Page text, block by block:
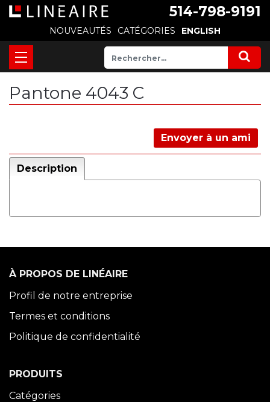
514-798-9191
NOUVEAUTÉS CATÉGORIES ENGLISH
Pantone 4043 C
Envoyer à un ami
Description
À PROPOS DE LINÉAIRE
Profil de notre entreprise
Termes et conditions
Politique de confidentialité
PRODUITS
Catégories